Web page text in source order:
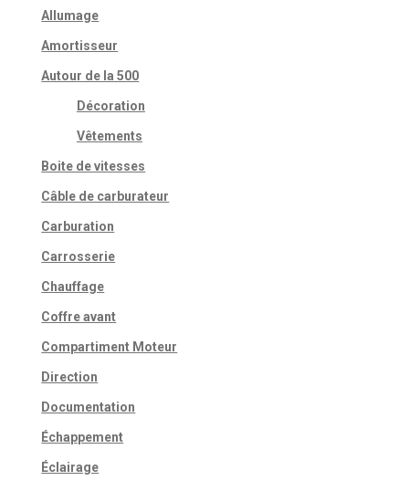
Allumage
Amortisseur
Autour de la 500
Décoration
Vêtements
Boite de vitesses
Câble de carburateur
Carburation
Carrosserie
Chauffage
Coffre avant
Compartiment Moteur
Direction
Documentation
Échappement
Éclairage